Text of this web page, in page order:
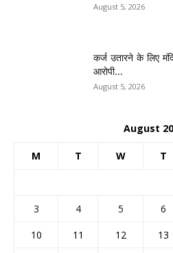
August 5, 2026
कर्ज उतारने के लिए
आरोपी...
August 5, 2026
August
M T W T
3
4 5 6
10
11 12 13